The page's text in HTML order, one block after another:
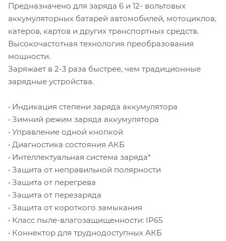
Предназначено для заряда 6 и 12- вольтовых
аккумуляторных батарей автомобилей, мотоциклов,
катеров, картов и других транспортных средств.
Высокочастотная технология преобразования
мощности.
Заряжает в 2-3 раза быстрее, чем традиционные
зарядные устройства.
• Индикация степени заряда аккумулятора
• Зимний режим заряда аккумулятора
• Управление одной кнопкой
• Диагностика состояния АКБ
• Интеллектуальная система заряда*
• Защита от неправильной полярности
• Защита от перегрева
• Защита от перезаряда
• Защита от короткого замыкания
• Класс пыле-влагозащищенности: IP65
• Коннектор для труднодоступных АКБ